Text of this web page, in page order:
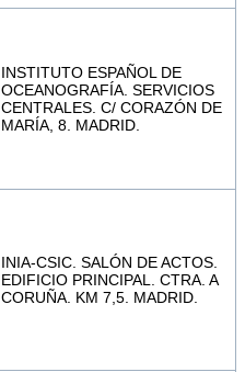
INSTITUTO ESPAÑOL DE
OCEANOGRAFÍA. SERVICIOS
CENTRALES. C/ CORAZÓN DE
MARÍA, 8. MADRID.
INIA-CSIC. SALÓN DE ACTOS.
EDIFICIO PRINCIPAL. CTRA. A
CORUÑA. KM 7,5. MADRID.